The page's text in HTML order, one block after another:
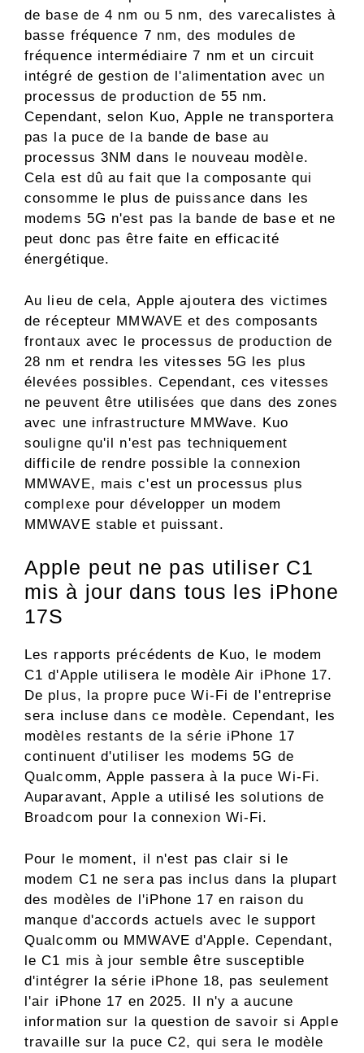
de base de 4 nm ou 5 nm, des varecalistes à
basse fréquence 7 nm, des modules de
fréquence intermédiaire 7 nm et un circuit
intégré de gestion de l'alimentation avec un
processus de production de 55 nm.
Cependant, selon Kuo, Apple ne transportera
pas la puce de la bande de base au
processus 3NM dans le nouveau modèle.
Cela est dû au fait que la composante qui
consomme le plus de puissance dans les
modems 5G n'est pas la bande de base et ne
peut donc pas être faite en efficacité
énergétique.
Au lieu de cela, Apple ajoutera des victimes
de récepteur MMWAVE et des composants
frontaux avec le processus de production de
28 nm et rendra les vitesses 5G les plus
élevées possibles. Cependant, ces vitesses
ne peuvent être utilisées que dans des zones
avec une infrastructure MMWave. Kuo
souligne qu'il n'est pas techniquement
difficile de rendre possible la connexion
MMWAVE, mais c'est un processus plus
complexe pour développer un modem
MMWAVE stable et puissant.
Apple peut ne pas utiliser C1
mis à jour dans tous les iPhone
17S
Les rapports précédents de Kuo, le modem
C1 d'Apple utilisera le modèle Air iPhone 17.
De plus, la propre puce Wi-Fi de l'entreprise
sera incluse dans ce modèle. Cependant, les
modèles restants de la série iPhone 17
continuent d'utiliser les modems 5G de
Qualcomm, Apple passera à la puce Wi-Fi.
Auparavant, Apple a utilisé les solutions de
Broadcom pour la connexion Wi-Fi.
Pour le moment, il n'est pas clair si le
modem C1 ne sera pas inclus dans la plupart
des modèles de l'iPhone 17 en raison du
manque d'accords actuels avec le support
Qualcomm ou MMWAVE d'Apple. Cependant,
le C1 mis à jour semble être susceptible
d'intégrer la série iPhone 18, pas seulement
l'air iPhone 17 en 2025. Il n'y a aucune
information sur la question de savoir si Apple
travaille sur la puce C2, qui sera le modèle